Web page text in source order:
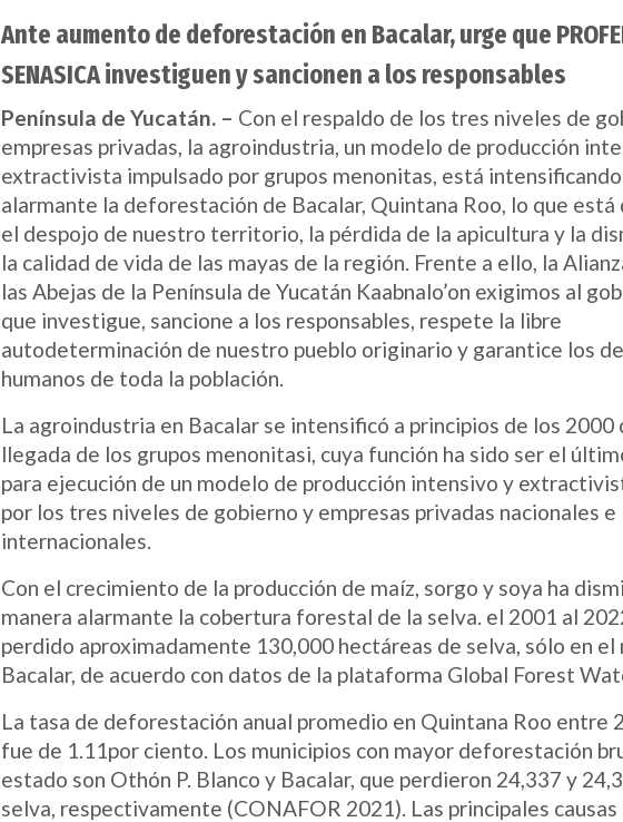
Ante aumento de deforestación en Bacalar, urge que
SENASICA investiguen y sancionen a los responsables
Península de Yucatán. – Con el respaldo de los tres niveles de
empresas privadas, la agroindustria, un modelo de producción
extractivista impulsado por grupos menonitas, está
alarmante la deforestación de Bacalar, Quintana Roo, lo que está
el despojo de nuestro territorio, la pérdida de la apicultura y la
la calidad de vida de las mayas de la región. Frente a ello, la
las Abejas de la Península de Yucatán Kaabnalo’on exigimos al
que investigue, sancione a los responsables, respete la libre
autodeterminación de nuestro pueblo originario y garantice los
humanos de toda la población.
La agroindustria en Bacalar se intensificó a principios de los 2000
llegada de los grupos menonitasi, cuya función ha sido ser el
para ejecución de un modelo de producción intensivo y
por los tres niveles de gobierno y empresas privadas nacionales e
internacionales.
Con el crecimiento de la producción de maíz, sorgo y soya ha
manera alarmante la cobertura forestal de la selva. el 2001 al
perdido aproximadamente 130,000 hectáreas de selva, sólo en el
Bacalar, de acuerdo con datos de la plataforma Global Forest
La tasa de deforestación anual promedio en Quintana Roo entre
fue de 1.11por ciento. Los municipios con mayor deforestación
estado son Othón P. Blanco y Bacalar, que perdieron 24,337 y
selva, respectivamente (CONAFOR 2021). Las principales causas